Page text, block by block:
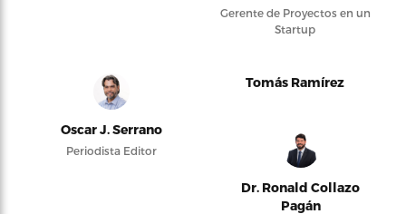
Gerente de Proyectos en un
Startup
Oscar J. Serrano
Periodista Editor
Tomás Ramírez
Dr. Ronald Collazo
Pagán